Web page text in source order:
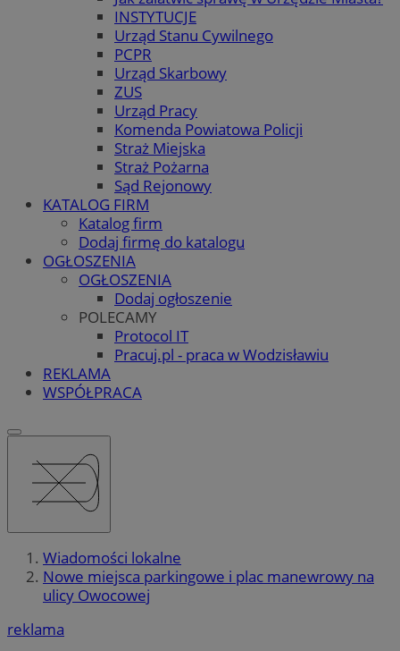
INSTYTUCJE
Urząd Stanu Cywilnego
PCPR
Urząd Skarbowy
ZUS
Urząd Pracy
Komenda Powiatowa Policji
Straż Miejska
Straż Pożarna
Sąd Rejonowy
KATALOG FIRM
Katalog firm
Dodaj firmę do katalogu
OGŁOSZENIA
OGŁOSZENIA
Dodaj ogłoszenie
POLECAMY
Protocol IT
Pracuj.pl - praca w Wodzisławiu
REKLAMA
WSPÓŁPRACA
Wiadomości lokalne
Nowe miejsca parkingowe i plac manewrowy na
ulicy Owocowej
reklama